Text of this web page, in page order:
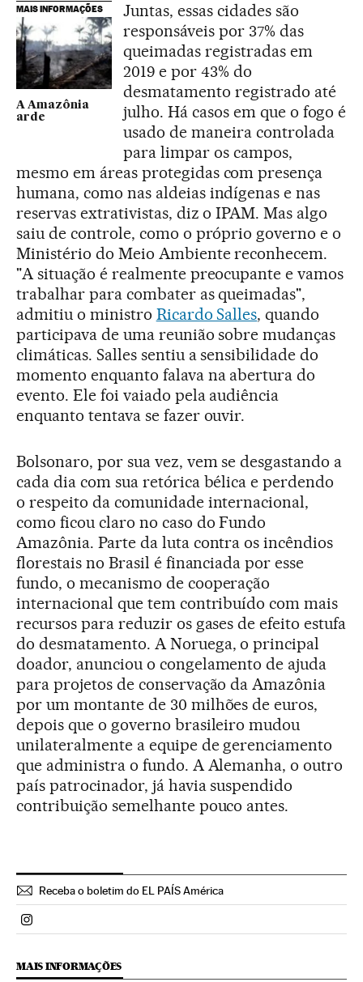
MAIS INFORMAÇÕES
A Amazônia
arde
Juntas, essas cidades são
responsáveis por 37% das
queimadas registradas em
2019 e por 43% do
desmatamento registrado até
julho. Há casos em que o fogo é
usado de maneira controlada
para limpar os campos,
mesmo em áreas protegidas com presença
humana, como nas aldeias indígenas e nas
reservas extrativistas, diz o IPAM. Mas algo
saiu de controle, como o próprio governo e o
Ministério do Meio Ambiente reconhecem.
"A situação é realmente preocupante e vamos
trabalhar para combater as queimadas",
admitiu o ministro Ricardo Salles, quando
participava de uma reunião sobre mudanças
climáticas. Salles sentiu a sensibilidade do
momento enquanto falava na abertura do
evento. Ele foi vaiado pela audiência
enquanto tentava se fazer ouvir.
Bolsonaro, por sua vez, vem se desgastando a
cada dia com sua retórica bélica e perdendo
o respeito da comunidade internacional,
como ficou claro no caso do Fundo
Amazônia. Parte da luta contra os incêndios
florestais no Brasil é financiada por esse
fundo, o mecanismo de cooperação
internacional que tem contribuído com mais
recursos para reduzir os gases de efeito estufa
do desmatamento. A Noruega, o principal
doador, anunciou o congelamento de ajuda
para projetos de conservação da Amazônia
por um montante de 30 milhões de euros,
depois que o governo brasileiro mudou
unilateralmente a equipe de gerenciamento
que administra o fundo. A Alemanha, o outro
país patrocinador, já havia suspendido
contribuição semelhante pouco antes.
Receba o boletim do EL PAÍS América
Politica El País Brasil en Instagram
MAIS INFORMAÇÕES